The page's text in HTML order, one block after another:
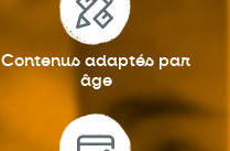
Contenus adaptés par
âge